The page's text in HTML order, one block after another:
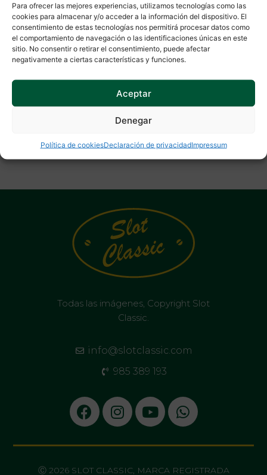
Para ofrecer las mejores experiencias, utilizamos tecnologías como las
cookies para almacenar y/o acceder a la información del dispositivo. El
consentimiento de estas tecnologías nos permitirá procesar datos como
el comportamiento de navegación o las identificaciones únicas en este
sitio. No consentir o retirar el consentimiento, puede afectar
negativamente a ciertas características y funciones.
Aceptar
Denegar
Política de cookiesDeclaración de privacidadImpressum
Para celebrar nuestra referencia número 40 os presentamos el
próximo modelo de Slot Classic: un MGB-GT que ofrecemos en
versión civil naranja, matrícula británica, volante a la derecha y
llantas Rostyle.
Se producirán las 500 unidades habituales y los precios serán los
mismos que nuestra anterior referencia: 144,43€ el KIT, 173,43€ el
KPP y 219,00€ el RTR.
Todas las imágenes, Copyright Slot
Classic.
info@slotclassic.com
985 389 193
Ⓒ 2026 SLOT CLASSIC, MARCA REGISTRADA